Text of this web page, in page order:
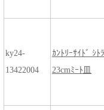
ky24-
13422004
ｶﾝﾄﾘｰｻｲﾄﾞ ｼﾄ
23cmﾐｰﾄ皿